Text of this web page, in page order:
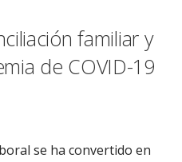
familiar y
de COVID-19
se ha convertido en